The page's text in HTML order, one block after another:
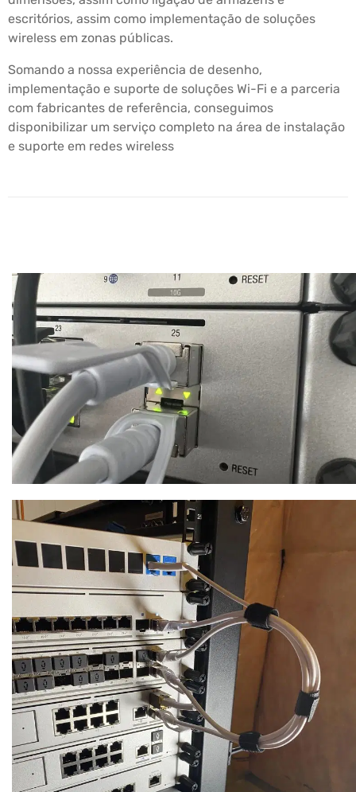
escritórios, assim como implementação de soluções
wireless em zonas públicas.
Somando a nossa experiência de desenho,
implementação e suporte de soluções Wi-Fi e a parceria
com fabricantes de referência, conseguimos
disponibilizar um serviço completo na área de instalação
e suporte em redes wireless